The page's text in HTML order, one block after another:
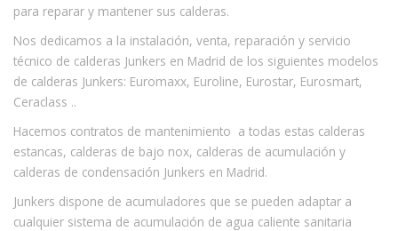
para reparar y mantener sus calderas.
Nos dedicamos a la instalación, venta, reparación y servicio
técnico de calderas Junkers en Madrid de los siguientes modelos
de calderas Junkers: Euromaxx, Euroline, Eurostar, Eurosmart,
Ceraclass ..
Hacemos contratos de mantenimiento a todas estas calderas
estancas, calderas de bajo nox, calderas de acumulación y
calderas de condensación Junkers en Madrid.
Junkers dispone de acumuladores que se pueden adaptar a
cualquier sistema de acumulación de agua caliente sanitaria